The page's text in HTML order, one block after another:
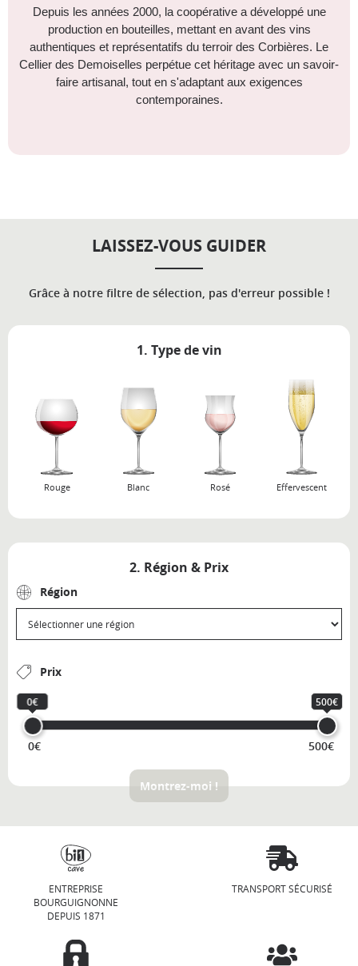
Depuis les années 2000, la coopérative a développé une
production en bouteilles, mettant en avant des vins
authentiques et représentatifs du terroir des Corbières. Le
Cellier des Demoiselles perpétue cet héritage avec un savoir-
faire artisanal, tout en s'adaptant aux exigences
contemporaines.
LAISSEZ-VOUS GUIDER
Grâce à notre filtre de sélection, pas d'erreur possible !
1. Type de vin
Rouge Blanc Rosé Effervescent
2. Région & Prix
Région
Prix
0€ 500€
0€ 500€
Montrez-moi !
ENTREPRISE
BOURGUIGNONNE
DEPUIS 1871
TRANSPORT SÉCURISÉ